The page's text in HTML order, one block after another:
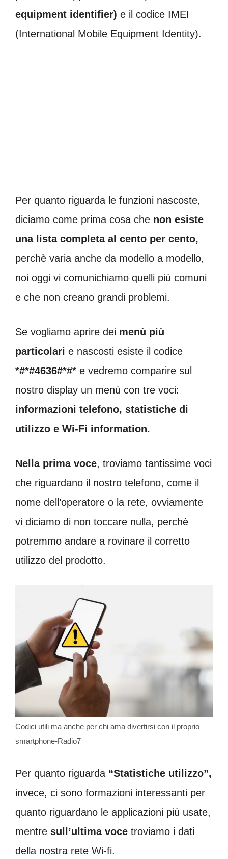
equipment identifier) e il codice IMEI
(International Mobile Equipment Identity).
Per quanto riguarda le funzioni nascoste,
diciamo come prima cosa che non esiste
una lista completa al cento per cento,
perchè varia anche da modello a modello,
noi oggi vi comunichiamo quelli più comuni
e che non creano grandi problemi.
Se vogliamo aprire dei menù più
particolari e nascosti esiste il codice
*#*#4636#*#* e vedremo comparire sul
nostro display un menù con tre voci:
informazioni telefono, statistiche di
utilizzo e Wi-Fi information.
Nella prima voce, troviamo tantissime voci
che riguardano il nostro telefono, come il
nome dell’operatore o la rete, ovviamente
vi diciamo di non toccare nulla, perchè
potremmo andare a rovinare il corretto
utilizzo del prodotto.
Codici utili ma anche per chi ama divertirsi con il proprio
smartphone-Radio7
Per quanto riguarda “Statistiche utilizzo”,
invece, ci sono formazioni interessanti per
quanto riguardano le applicazioni più usate,
mentre sull’ultima voce troviamo i dati
della nostra rete Wi-fi.